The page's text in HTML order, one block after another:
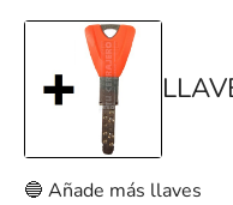
🔵 Añade más llaves